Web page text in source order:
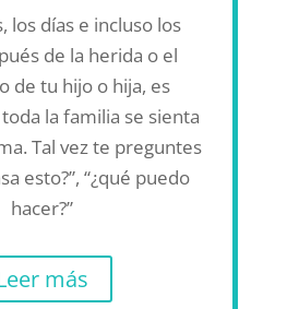
los días e incluso los
de la herida o el
de tu hijo o hija, es
la familia se sienta
Tal vez te preguntes
esto?”, “¿qué puedo
hacer?”
más